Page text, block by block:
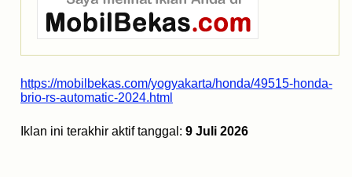
https://mobilbekas.com/yogyakarta/honda/49515-honda-
brio-rs-automatic-2024.html
Iklan ini terakhir aktif tanggal: 9 Juli 2026